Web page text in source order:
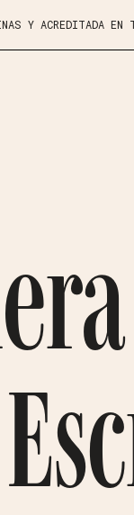
Y ACREDITADA EN